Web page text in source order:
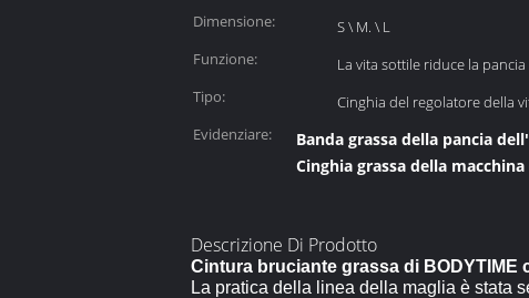
Dimensione:
S \ M. \ L
Funzione:
La vita sottile riduce la pancia
Tipo:
Cinghia del regolatore della
Evidenziare:
Banda grassa della pancia
Cinghia grassa della
Descrizione Di Prodotto
Cintura bruciante grassa di
La pratica della linea della maglia è stata